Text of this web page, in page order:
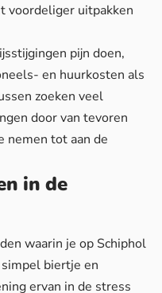
voordeliger uitpakken
pijn doen,
en huurkosten als
zoeken veel
door van tevoren
nemen tot aan de
in de
waarin je op Schiphol
biertje en
ervan in de stress